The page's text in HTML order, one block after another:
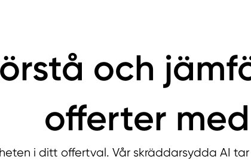
och
offerter
i ditt offertval. Vår skräddarsydda AI